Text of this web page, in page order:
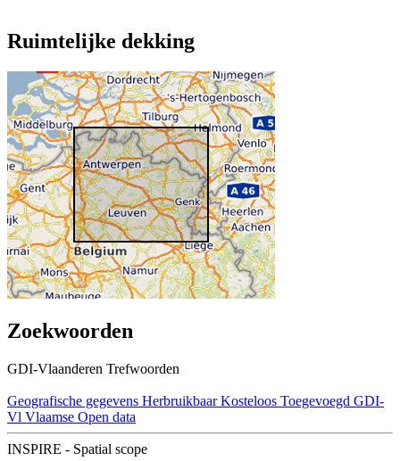
Ruimtelijke dekking
Zoekwoorden
GDI-Vlaanderen Trefwoorden
Geografische gegevens Herbruikbaar Kosteloos Toegevoegd GDI-
Vl Vlaamse Open data
INSPIRE - Spatial scope